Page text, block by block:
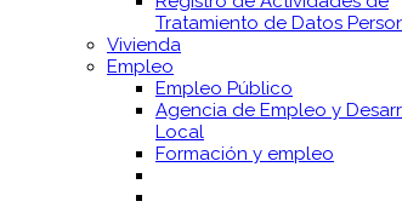
Tratamiento de Datos
Vivienda
Empleo
Empleo Público
Agencia de Empleo y
Local
Formación y empleo